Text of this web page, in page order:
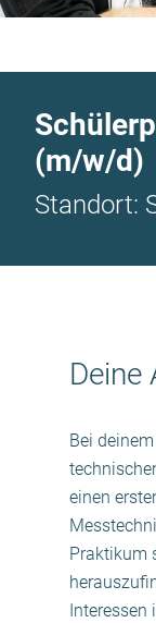
(m/w/d)
Standort:
Deine
Bei
einen
Praktikum
Interessen